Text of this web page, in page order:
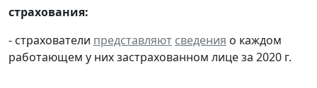
страхования:
- страхователи представляют сведения о каждом
работающем у них застрахованном лице за 2020 г.